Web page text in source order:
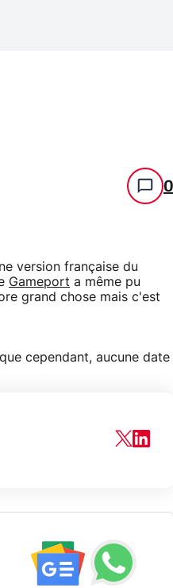
0
version française du
Gameport a même pu
grand chose mais c'est
cependant, aucune date